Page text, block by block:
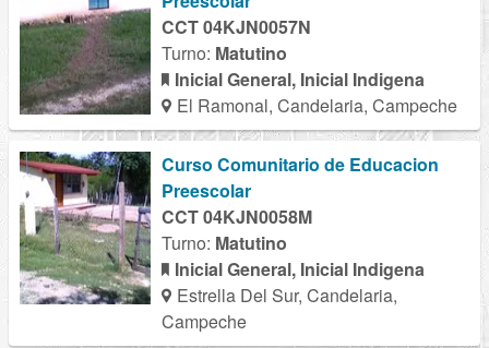
CCT 04KJN0057N
Turno: Matutino
Inicial General, Inicial Indigena
El Ramonal, Candelaria, Campeche
Curso Comunitario de Educacion
Preescolar
CCT 04KJN0058M
Turno: Matutino
Inicial General, Inicial Indigena
Estrella Del Sur, Candelaria,
Campeche